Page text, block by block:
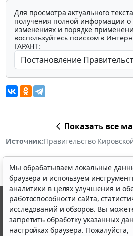
Для просмотра актуального
получения полной информации о
изменениях и порядке
воспользуйтесь поиском в
ГАРАНТ:
Показать все
Источник:Правительство
Мы обрабатываем локальные
браузера и используем
аналитики в целях улучшения и
работоспособности сайта,
исследований и обзоров. Вы
запретить обработку указанных
настройках браузера. Пожалуйста,
© ООО "НПП "ГАРАНТ-СЕРВИС", 2026.
выпускается с 1990 года.
являются участниками Российской